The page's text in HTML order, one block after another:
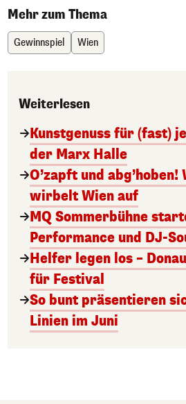
Mehr zum Thema
Gewinnspiel Wien
Weiterlesen
Kunstgenuss für (fast)
der Marx Halle
O’zapft und
wirbelt Wien auf
MQ Sommerbühne
Performance und DJ-
Helfer legen los –
für Festival
So bunt präsentieren
Linien im Juni